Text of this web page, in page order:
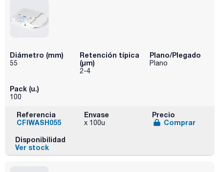
Diámetro (mm)
55
Retención típica
(µm)
2-4
Plano/Plegado
Plano
Pack (u.)
100
Referencia
CFIWASH055
Envase
x 100u
Precio
Comprar
Disponibilidad
Ver stock